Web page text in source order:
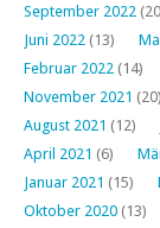
September 2022
Juni 2022 (13)
Februar 2022 (14)
November 2021 (20)
August 2021 (12)
April 2021 (6)
Januar 2021 (15)
Oktober 2020 (13)